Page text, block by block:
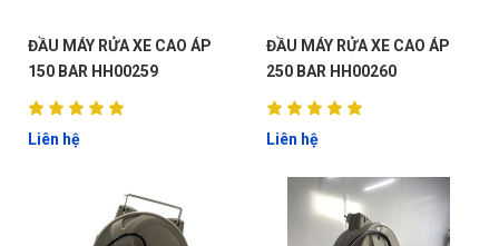
ĐẦU MÁY RỬA XE CAO ÁP
150 BAR HH00259
Liên hệ
ĐẦU MÁY RỬA XE CAO ÁP
250 BAR HH00260
Liên hệ